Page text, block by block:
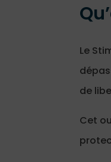
Le
de
Cet